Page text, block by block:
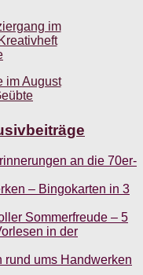
an die 70er-
– Bingokarten in 3
Sommerfreude – 5
in der
rund ums Handwerken